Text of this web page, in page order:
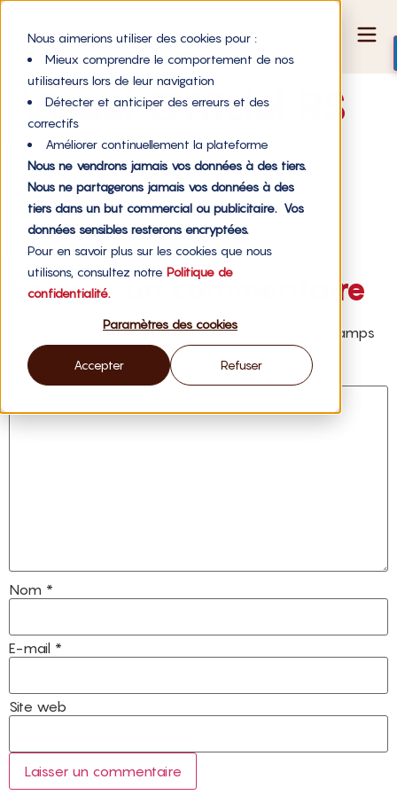
Nous aimerions utiliser des cookies pour :
Mieux comprendre le comportement de nos
utilisateurs lors de leur navigation
Détecter et anticiper des erreurs et des
correctifs
Améliorer continuellement la plateforme
Nous ne vendrons jamais vos données à des tiers.
Nous ne partagerons jamais vos données à des
tiers dans un but commercial ou publicitaire. Vos
données sensibles resterons encryptées.
Pour en savoir plus sur les cookies que nous
utilisons, consultez notre Politique de
confidentialité.
Paramètres des cookies
Accepter Refuser
Visuel Officiel RS
Laisser un commentaire
Votre adresse e-mail ne sera pas publiée.
Les champs
obligatoires sont indiqués avec
Commentaire
Nom *
E-mail *
Site web